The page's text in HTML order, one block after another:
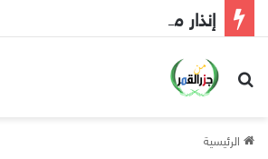
إنذار مبكر إلى الحكومة
بحث عن
الرئيسية